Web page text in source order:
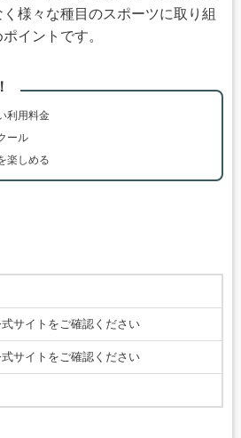
く様々な種目のスポーツに取り組
イントです。
利用料金
ール
楽しめる
サイトをご確認ください
サイトをご確認ください